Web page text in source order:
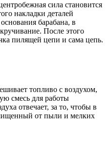
сила становится
накладки деталей
барабана, в
После этого
пилящей цепи и сама цепь.
топливо с воздухом,
смесь для работы
отвечает, за то, чтобы в
от пыли и мелких